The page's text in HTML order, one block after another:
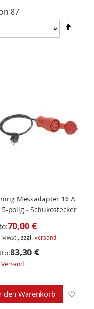
87
hinzufügen
Messadapter 16 A
5-polig - Schukostecker
70,00 €
MwSt., zzgl.Versand
83,30 €
Versand
den Warenkorb